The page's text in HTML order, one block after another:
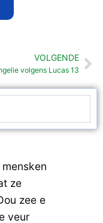
VOLGENDE
volgens Lucas 13
ze
zee e
veur